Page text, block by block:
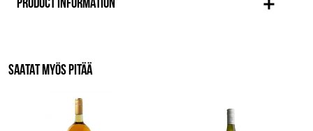
PRODUCT INFORMATION
SAATAT MYÖS PITÄÄ